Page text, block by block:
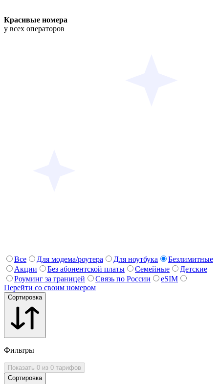
Красивые номера
у всех операторов
Все Для модема/роутера Для ноутбука
Безлимитные
Акции
Без абонентской платы Семейные
Детские
Роуминг за границей
Связь по России
eSIM
Перейти со своим номером
Сортировка
Фильтры
Показать 0 из 0 тарифов
Сортировка